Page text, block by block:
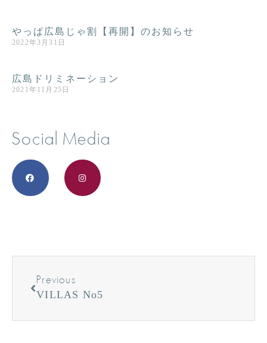
やっぱ広島じゃ割【再開】のお知らせ
2022年3月31日
広島ドリミネーション
2021年11月25日
Social Media
Previous
VILLAS No5